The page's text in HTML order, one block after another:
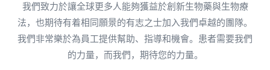
我們致力於讓全球更多人能夠獲益於創新生物藥與生物療
法，也期待有着相同願景的有志之士加入我們卓越的團隊。
我們非常樂於為員工提供幫助、指導和機會。患者需要我們
的力量，而我們，期待您的力量。